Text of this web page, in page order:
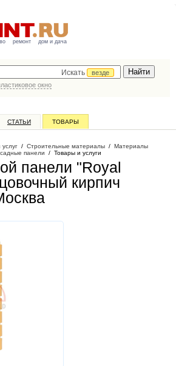
ремонт дом и дача
Искать
везде
окно
СТАТЬИ ТОВАРЫ
/ Строительные материалы / Материалы
панели / Товары и услуги
панели "Royal
кирпич